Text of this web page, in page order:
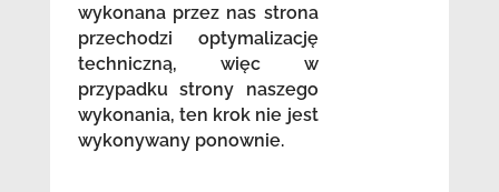
wykonana przez nas strona
przechodzi optymalizację
techniczną, więc w
przypadku strony naszego
wykonania, ten krok nie jest
wykonywany ponownie.